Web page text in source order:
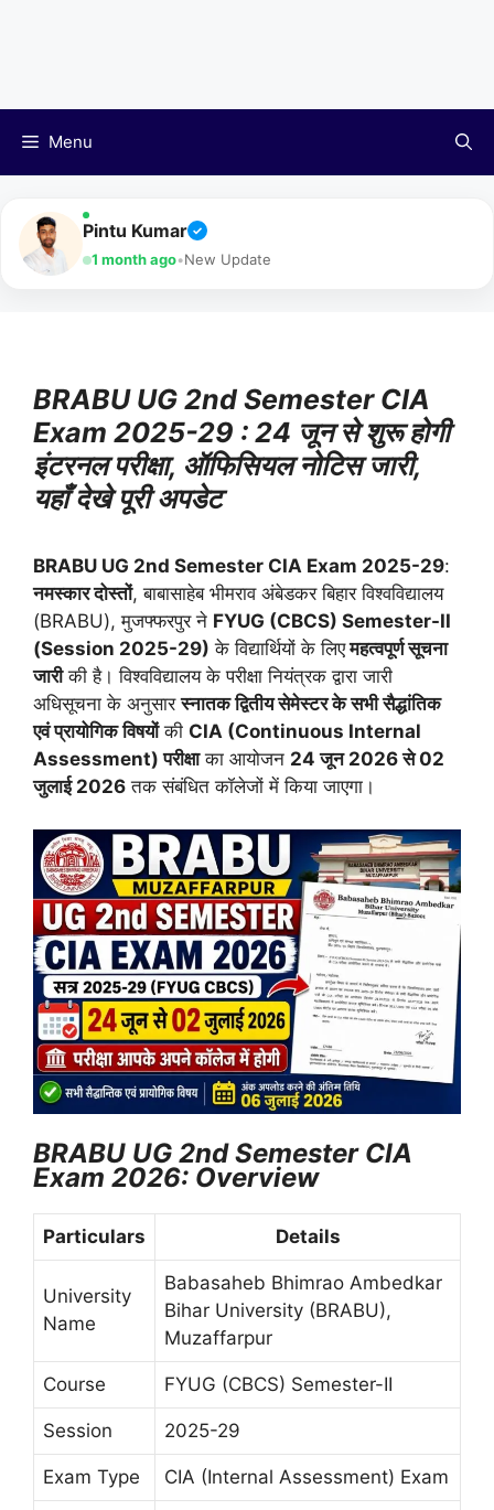
Menu
Pintu Kumar ✓
1 month ago•New Update
BRABU UG 2nd Semester CIA
Exam 2025-29 : 24 जून से शुरू होगी
इंटरनल परीक्षा, ऑफिसियल नोटिस जारी,
यहाँ देखे पूरी अपडेट
BRABU UG 2nd Semester CIA Exam 2025-29:
नमस्कार दोस्तों, बाबासाहेब भीमराव अंबेडकर बिहार विश्वविद्यालय
(BRABU), मुजफ्फरपुर ने FYUG (CBCS) Semester-II
(Session 2025-29) के विद्यार्थियों के लिएमहत्वपूर्ण सूचना
जारीकी है। विश्वविद्यालय के परीक्षा नियंत्रक द्वारा जारी
अधिसूचना के अनुसारस्नातक द्वितीय सेमेस्टर के सभी सैद्धांतिक
एवं प्रायोगिक विषयोंकी CIA (Continuous Internal
Assessment) परीक्षाका आयोजन 24 जून 2026 से 02
जुलाई 2026 तक संबंधित कॉलेजों में किया जाएगा।
BRABU UG 2nd Semester CIA
Exam 2026: Overview
Particulars Details
University
Name
Babasaheb Bhimrao Ambedkar
Bihar University (BRABU),
Muzaffarpur
Course FYUG (CBCS) Semester-II
Session 2025-29
Exam Type CIA (Internal Assessment) Exam